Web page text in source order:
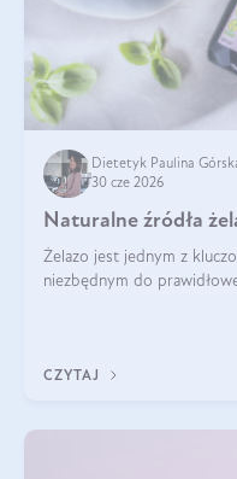
Dietetyk Paulina
30 cze 2026
Naturalne źródła
Żelazo jest jednym z
niezbędnym do
CZYTAJ